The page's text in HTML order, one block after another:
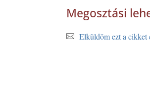
Megosztási
Elküldöm ezt a cikket